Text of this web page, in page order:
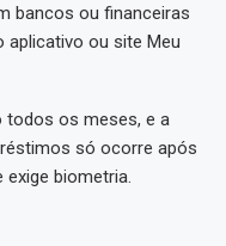
bancos ou financeiras
aplicativo ou site Meu
todos os meses, e a
só ocorre após
biometria.